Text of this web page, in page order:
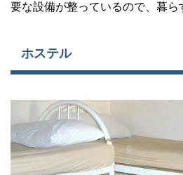
要な設備が整っているので、暮ら
ホステル